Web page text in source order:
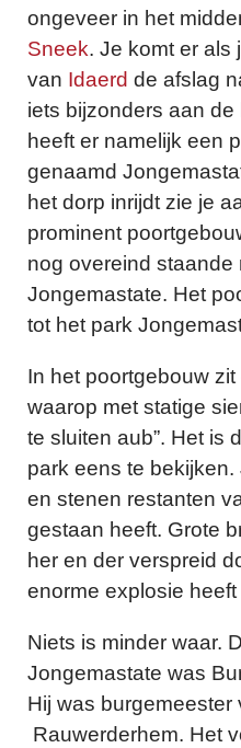
ongeveer in het
Sneek. Je komt er als
van Idaerd de afslag
iets bijzonders aan
heeft er namelijk een
genaamd
het dorp inrijdt zie je
prominent
nog overeind staande
Jongemastate. Het
tot het park
In het poortgebouw
waarop met statige
te sluiten aub”. Het is
park eens te
en stenen restanten
gestaan heeft. Grote
her en der verspreid
enorme explosie
Niets is minder waar.
Jongemastate was
Hij was burgemeester
Rauwerderhem. Het